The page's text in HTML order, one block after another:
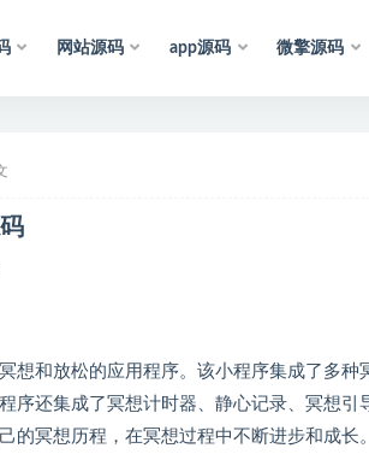
网站源码 app源码 微擎源码
想和放松的应用程序。该小程序集成了多
序还集成了冥想计时器、静心记录、冥想
的冥想历程，在冥想过程中不断进步和成长。